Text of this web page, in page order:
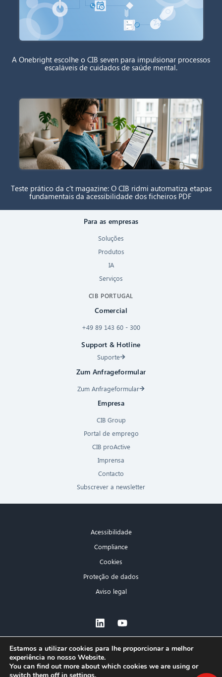
A Onebright escolhe o CIB seven para impulsionar processos
escaláveis de cuidados de saúde mental.
Teste prático da c’t magazine: O CIB ridmi automatiza etapas
fundamentais da acessibilidade dos ficheiros PDF
Para as empresas
Soluções
Produtos
IA
Serviços
CIB PORTUGAL
Comercial
+49 89 143 60 - 300
Support & Hotline
Suporte
Zum Anfrageformular
Zum Anfrageformular
Empresa
CIB Group
Portal de emprego
CIB proActive
Imprensa
Contacto
Subscrever a newsletter
Acessibilidade
Compliance
Cookies
Proteção de dados
Aviso legal
Estamos a utilizar cookies para lhe proporcionar a melhor
experiência no nosso Website.
You can find out more about which cookies we are using or